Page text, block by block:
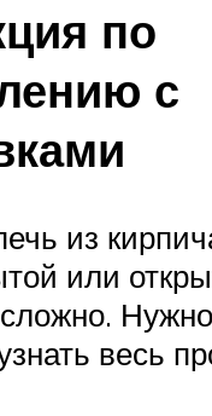
по
с
из
или
весь